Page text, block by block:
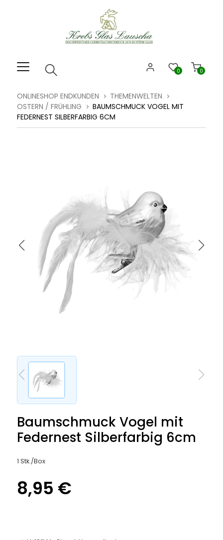
Barrierefreiheitsmenü
0
0
ONLINESHOP ENDKUNDEN
THEMENWELTEN
OSTERN / FRÜHLING
BAUMSCHMUCK VOGEL MIT
FEDERNEST SILBERFARBIG 6CM
Baumschmuck Vogel mit
Federnest Silberfarbig 6cm
1 Stk./Box
8,95 €